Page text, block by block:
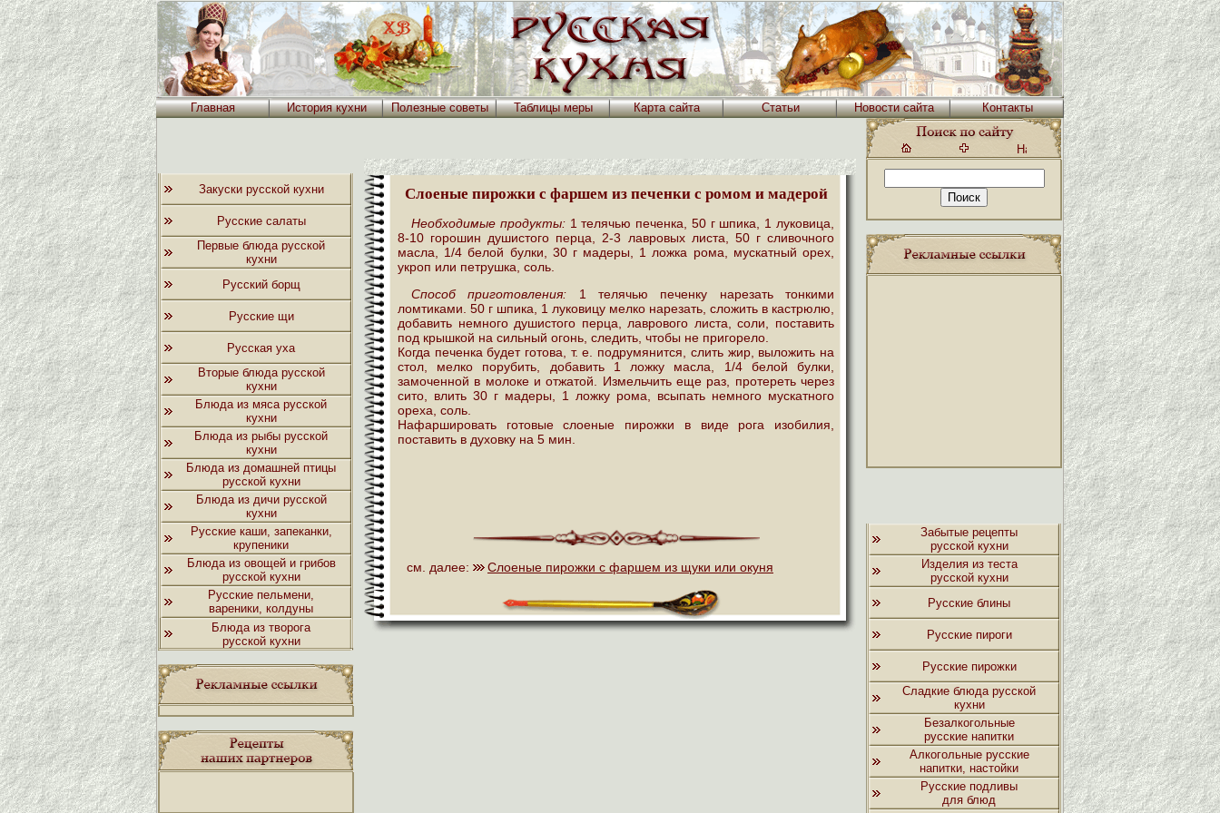
Главная История кухни Полезные советы Таблицы меры Карта сайта Статьи Новости сайта Контакты
Закуски русской кухни
Русские салаты
Первые блюда русской
кухни
Русский борщ
Русские щи
Русская уха
Вторые блюда русской
кухни
Блюда из мяса русской
кухни
Блюда из рыбы русской
кухни
Блюда из домашней птицы
русской кухни
Блюда из дичи русской
кухни
Русские каши, запеканки,
крупеники
Блюда из овощей и грибов
русской кухни
Русские пельмени,
вареники, колдуны
Блюда из творога
русской кухни
Слоеные пирожки с фаршем из печенки с ромом и мадерой
Необходимые продукты:1 телячью печенка, 50 г шпика, 1 луковица,
8-10 горошин душистого перца, 2-3 лавровых листа, 50 г сливочного
масла, 1/4 белой булки, 30 г мадеры, 1 ложка рома, мускатный орех,
укроп или петрушка, соль.
Способ приготовления: 1 телячью печенку нарезать тонкими
ломтиками. 50 г шпика, 1 луковицу мелко нарезать, сложить в кастрюлю,
добавить немного душистого перца, лаврового листа, соли, поставить
под крышкой на сильный огонь, следить, чтобы не пригорело.
Когда печенка будет готова, т. е. подрумянится, слить жир, выложить на
стол, мелко порубить, добавить 1 ложку масла, 1/4 белой булки,
замоченной в молоке и отжатой. Измельчить еще раз, протереть через
сито, влить 30 г мадеры, 1 ложку рома, всыпать немного мускатного
ореха, соль.
Нафаршировать готовые слоеные пирожки в виде рога изобилия,
поставить в духовку на 5 мин.
см. далее: Слоеные пирожки с фаршем из щуки или окуня
Забытые рецепты
русской кухни
Изделия из теста
русской кухни
Русские блины
Русские пироги
Русские пирожки
Сладкие блюда русской
кухни
Безалкогольные
русские напитки
Алкогольные русские
напитки, настойки
Русские подливы
для блюд